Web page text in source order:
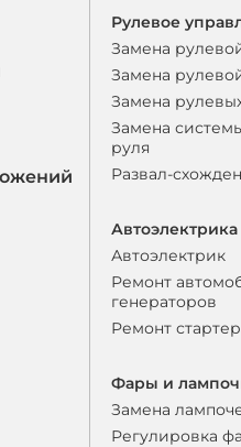
Рулевое
Замена
Замена
Замена
Замена
руля
Развал-
Автоэлектрика
Автоэлектрик
Ремонт
генераторов
Ремонт
Фары и
Замена
Регулировка